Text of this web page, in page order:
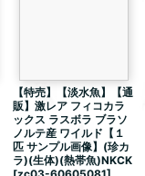
【特売】【淡水魚】【通
販】激レア フィコカラ
ックス ラスボラ ブラソ
ノルテ産 ワイルド【１
匹 サンプル画像】(珍カ
ラ)(生体)(熱帯魚)NKCK